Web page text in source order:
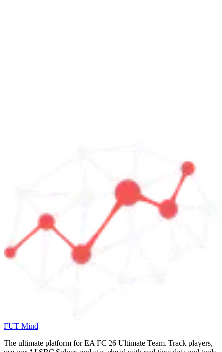
FUT Mind
The ultimate platform for EA FC 26 Ultimate Team. Track players,